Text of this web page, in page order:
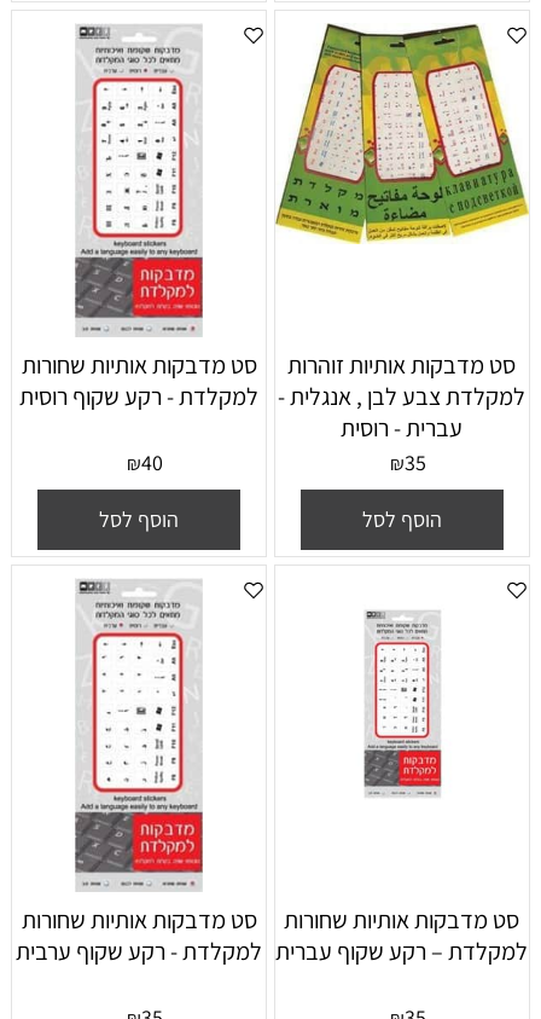
סט מדבקות אותיות זוהרות
למקלדת צבע לבן , אנגלית -
עברית - רוסית
₪35
הוסף לסל
סט מדבקות אותיות שחורות
למקלדת - רקע שקוף רוסית
₪40
הוסף לסל
סט מדבקות אותיות שחורות
למקלדת – רקע שקוף עברית
סט מדבקות אותיות שחורות
למקלדת - רקע שקוף ערבית